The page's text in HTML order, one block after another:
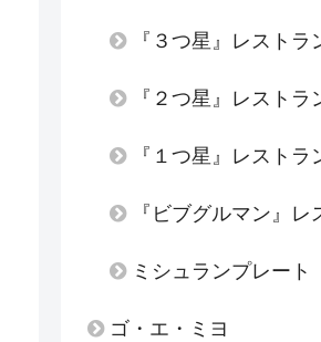
『３つ星』レストラ
『２つ星』レストラ
『１つ星』レストラ
『ビブグルマン』レ
ミシュランプレート
ゴ・エ・ミヨ